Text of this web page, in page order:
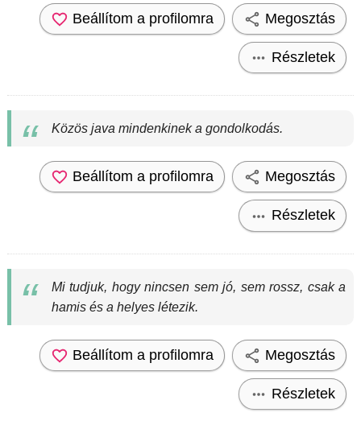
Beállítom a profilomra Megosztás
Részletek
Közös java mindenkinek a gondolkodás.
Beállítom a profilomra Megosztás
Részletek
Mi tudjuk, hogy nincsen sem jó, sem rossz, csak a
hamis és a helyes létezik.
Beállítom a profilomra Megosztás
Részletek